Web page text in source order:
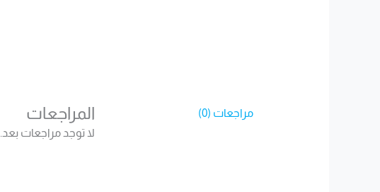
مراجعات (0) المراجعات
لا توجد مراجعات بعد.